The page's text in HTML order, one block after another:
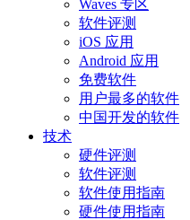
Waves 专区
软件评测
iOS 应用
Android 应用
免费软件
用户最多的软件
中国开发的软件
技术
硬件评测
软件评测
软件使用指南
硬件使用指南